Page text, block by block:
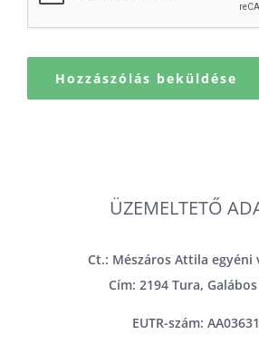
ÜZEMELTETŐ
Ct.: Mészáros Attila egyéni